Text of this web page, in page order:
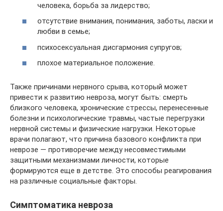
человека, борьба за лидерство;
отсутствие внимания, понимания, заботы, ласки и
любви в семье;
психосексуальная дисгармония супругов;
плохое материальное положение.
Также причинами нервного срыва, который может
привести к развитию невроза, могут быть: смерть
близкого человека, хронические стрессы, перенесенные
болезни и психологические травмы, частые перегрузки
нервной системы и физические нагрузки. Некоторые
врачи полагают, что причина базового конфликта при
неврозе — противоречие между несовместимыми
защитными механизмами личности, которые
формируются еще в детстве. Это способы реагирования
на различные социальные факторы.
Симптоматика невроза